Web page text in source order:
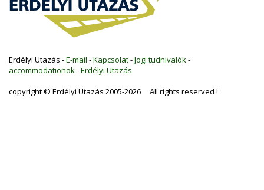
Erdélyi Utazás -E-mail -Kapcsolat-Jogi tudnivalók -
accommodationok -Erdélyi Utazás
copyright © Erdélyi Utazás 2005-2026 All rights reserved !